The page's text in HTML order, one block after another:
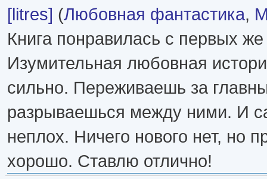
[litres] (Любовная фантастика,
Книга понравилась с первых же
Изумительная любовная
сильно. Переживаешь за
разрываешься между ними. И
неплох. Ничего нового нет, но
хорошо. Ставлю отлично!